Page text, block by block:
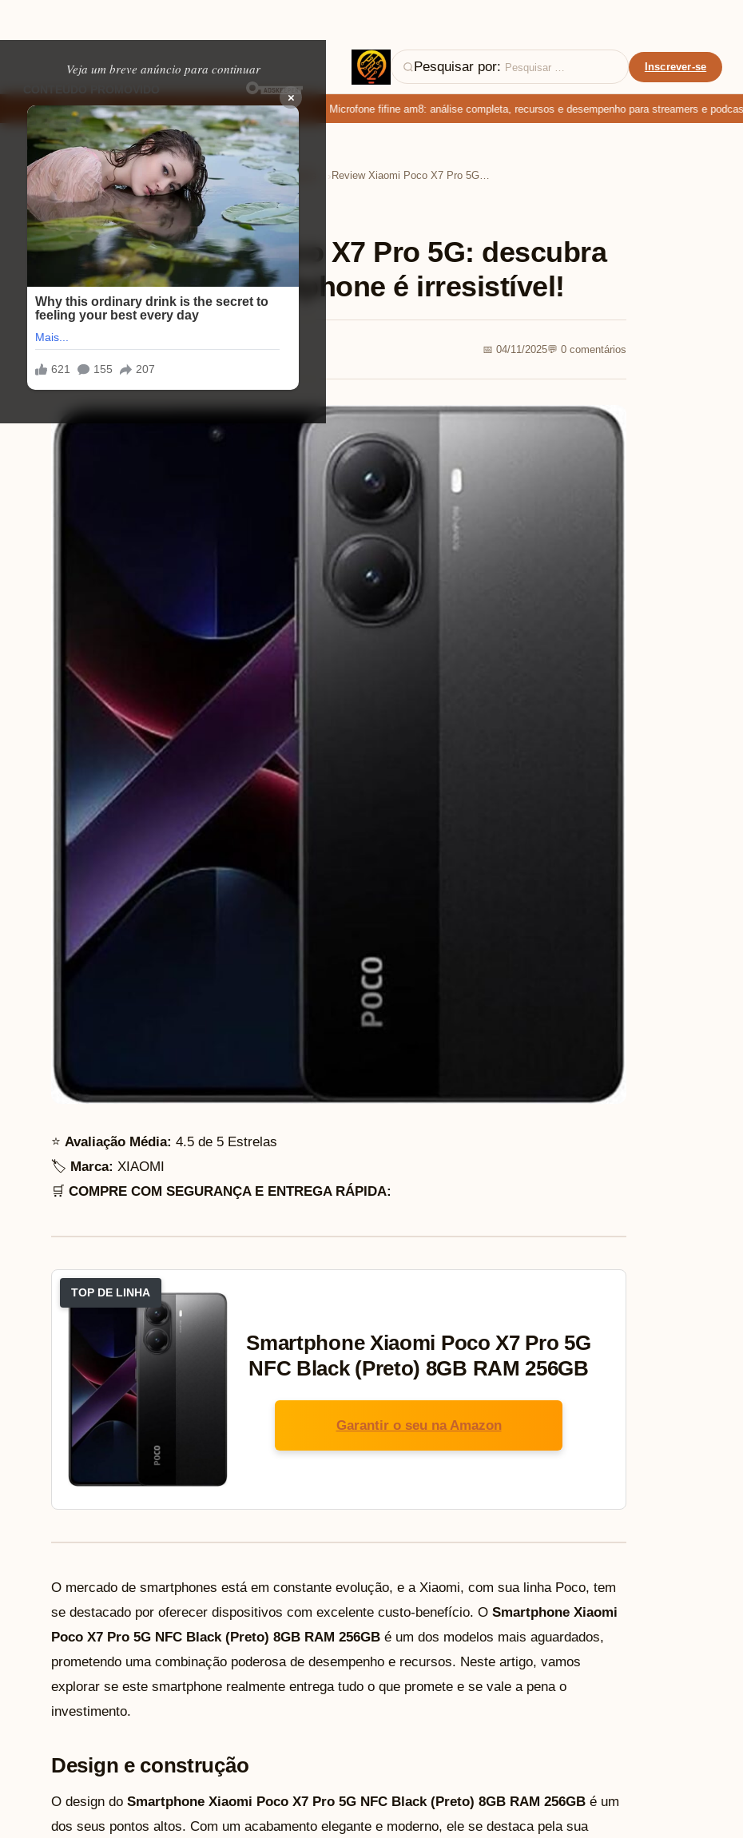
Veja um breve anúncio para continuar
×
Pesquisar por: Inscrever-se
EM ALTA
baixar: apps de namoro que permitem enviar fotos e vídeos Microfone fifine am8: análise completa, recursos e desempenho para streamers e podcasters
Home › Tecnologia e Eletrônicos Celulares ›
Celulares ⏱ 9 min de leitura
Review Xiaomi Poco X7 Pro 5G: descubra
por que este smartphone é irresistível!
📅 04/11/2025💬 0 comentários
⭐ Avaliação Média: 4.5 de 5 Estrelas
🏷️ Marca: XIAOMI
🛒 COMPRE COM SEGURANÇA E ENTREGA RÁPIDA:
TOP DE LINHA
Smartphone Xiaomi Poco X7 Pro 5G
NFC Black (Preto) 8GB RAM 256GB
Garantir o seu na Amazon
O mercado de smartphones está em constante evolução, e a Xiaomi, com sua linha Poco, tem
se destacado por oferecer dispositivos com excelente custo-benefício. O Smartphone Xiaomi
Poco X7 Pro 5G NFC Black (Preto) 8GB RAM 256GB é um dos modelos mais aguardados,
prometendo uma combinação poderosa de desempenho e recursos. Neste artigo, vamos
explorar se este smartphone realmente entrega tudo o que promete e se vale a pena o
investimento.
Design e construção
O design do Smartphone Xiaomi Poco X7 Pro 5G NFC Black (Preto) 8GB RAM 256GB é um
dos seus pontos altos. Com um acabamento elegante e moderno, ele se destaca pela sua